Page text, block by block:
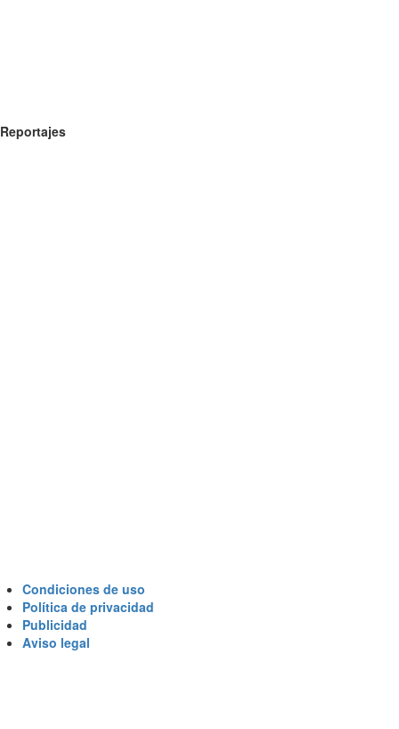
Reportajes
Condiciones de uso
Política de privacidad
Publicidad
Aviso legal